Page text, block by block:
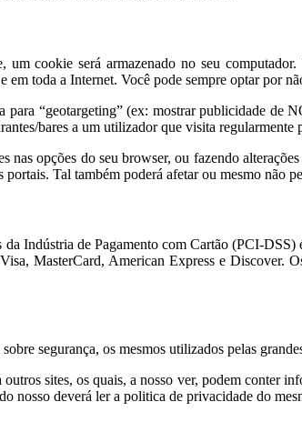
um cookie será armazenado no seu
em toda a Internet. Você pode sempre optar por
para “geotargeting” (ex: mostrar publicidade
bares a um utilizador que visita regularmente
nas opções do seu browser, ou fazendo
Tal também poderá afetar ou mesmo não
da Indústria de Pagamento com Cartão (PCI-
MasterCard, American Express e Discover.
segurança, os mesmos utilizados pelas
sites, os quais, a nosso ver, podem conter
nosso deverá ler a politica de privacidade do